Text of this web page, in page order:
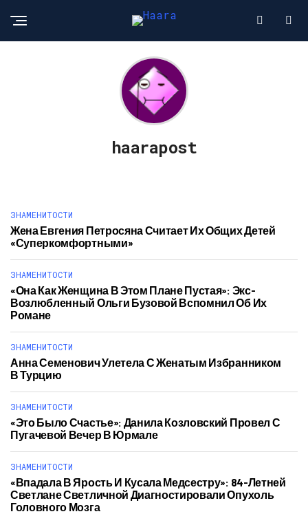
haarapost
ЗНАМЕНИТОСТИ
Жена Евгения Петросяна Считает Их Общих Детей
«суперкомфортными»
ЗНАМЕНИТОСТИ
«Она Как Женщина В Этом Плане Пустая»: Экс-
Возлюбленный Ольги Бузовой Вспомнил Об Их
Романе
ЗНАМЕНИТОСТИ
Анна Семенович Улетела С Женатым Избранником
В Турцию
ЗНАМЕНИТОСТИ
«Это Было Счастье»: Данила Козловский Провел С
Пугачевой Вечер В Юрмале
ЗНАМЕНИТОСТИ
«Впадала В Ярость И Кусала Медсестру»: 84-Летней
Светлане Светличной Диагностировали Опухоль
Головного Мозга